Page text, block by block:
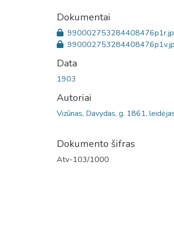
Dokumentai
Data
1903
Autoriai
Vizūnas, Davydas, g. 1861,
Dokumento šifras
Atv-103/1000